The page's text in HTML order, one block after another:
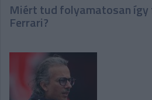
Miért tud folyamatosan így
Ferrari?